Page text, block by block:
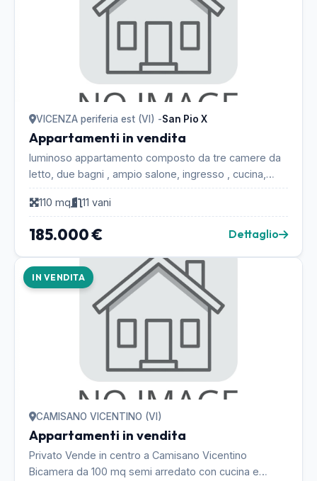
VICENZA periferia est (VI) -San Pio X
Appartamenti in vendita
luminoso appartamento composto da tre camere da
letto, due bagni , ampio salone, ingresso , cucina,
ripostiglio per lavatrice, terrazza e doppio garag...
110 mq
11 vani
185.000 € Dettaglio
IN VENDITA
CAMISANO VICENTINO (VI)
Appartamenti in vendita
Privato Vende in centro a Camisano Vicentino
Bicamera da 100 mq semi arredato con cucina e